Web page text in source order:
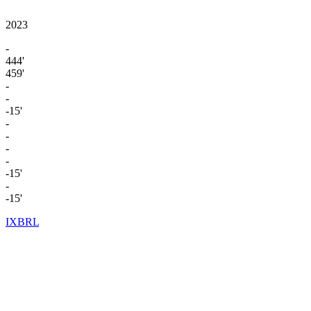
2023
-
444'
459'
-
-
-15'
-
-
-
-
-15'
-
-15'
IXBRL